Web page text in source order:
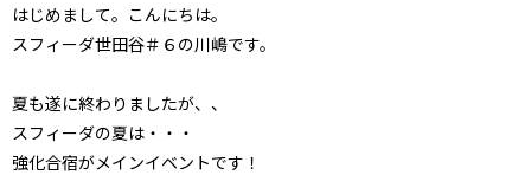
はじめまして。こんにちは。
スフィーダ世田谷＃６の川嶋です。
夏も遂に終わりましたが、、
スフィーダの夏は・・・
強化合宿がメインイベントです！